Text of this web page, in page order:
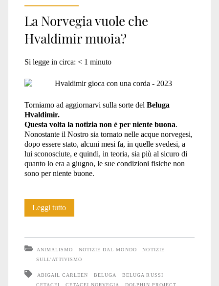
<span>orca</span>
La Norvegia vuole che
Hvaldimir muoia?
Si legge in circa: < 1 minuto
Torniamo ad aggiornarvi sulla sorte del Beluga
Hvaldimir.
Questa volta la notizia non è per niente buona.
Nonostante il Nostro sia tornato nelle acque norvegesi,
dopo essere stato, alcuni mesi fa, in quelle svedesi, a
lui sconosciute, e quindi, in teoria, sia più al sicuro di
quanto lo era a giugno, le sue condizioni fisiche non
sono per niente buone.
Leggi tuttoLa
che
Hvaldimir
ANIMALISMO NOTIZIE DAL MONDO
NOTIZIE
SULL'ATTIVISMO
ABIGAIL CARLEEN BELUGA
BELUGA RUSSI
CETACEI
CETACEI NORVEGIA
DOLPHIN PROJECT